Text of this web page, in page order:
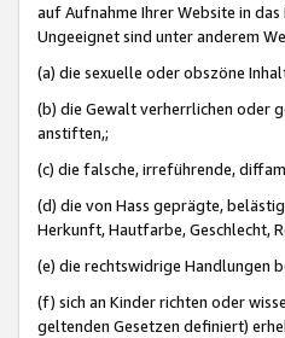
auf Aufnahme Ihrer Website in
Ungeeignet sind unter anderem
(a) die sexuelle oder obszöne
(b) die Gewalt verherrlichen oder
anstiften,;
(c) die falsche, irreführende,
(d) die von Hass geprägte,
Herkunft, Hautfarbe, Geschlecht,
(e) die rechtswidrige Handlungen
(f) sich an Kinder richten oder
geltenden Gesetzen definiert)